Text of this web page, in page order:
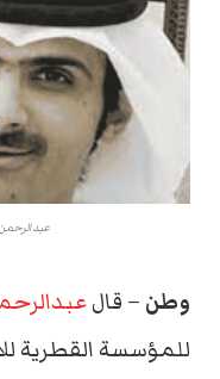
وطن – قال
للمؤسسة القطرية